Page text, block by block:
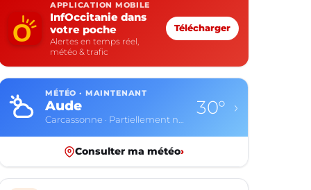
APPLICATION MOBILE
InfOccitanie dans
votre poche
Alertes en temps réel,
météo & trafic
Télécharger
MÉTÉO · MAINTENANT
Aude
Carcassonne · Partiellement nuageux
30° ›
Consulter ma météo›